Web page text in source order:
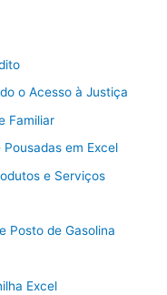
o Acesso à Justiça
Familiar
em Excel
e Serviços
Posto de Gasolina
Excel